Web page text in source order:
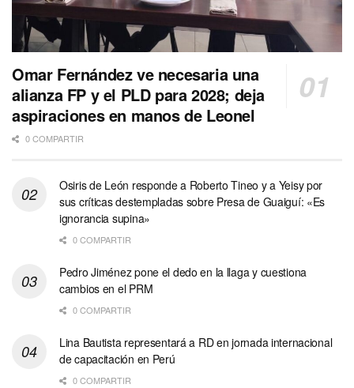
Omar Fernández ve necesaria una
alianza FP y el PLD para 2028; deja
aspiraciones en manos de Leonel
0 COMPARTIR
Osiris de León responde a Roberto Tineo y a Yeisy por
sus críticas destempladas sobre Presa de Guaiguí: «Es
ignorancia supina»
0 COMPARTIR
Pedro Jiménez pone el dedo en la llaga y cuestiona
cambios en el PRM
0 COMPARTIR
Lina Bautista representará a RD en jornada internacional
de capacitación en Perú
0 COMPARTIR